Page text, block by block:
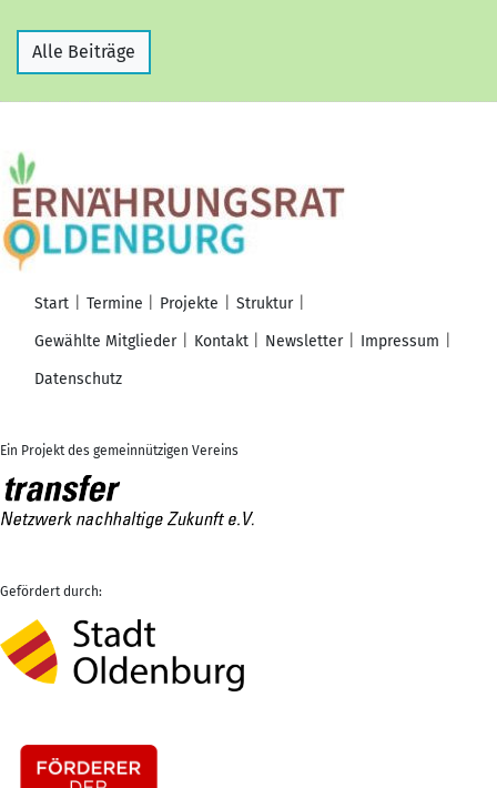
Alle Beiträge
Start Termine Projekte
Struktur
Gewählte Mitglieder
Kontakt Newsletter
Impressum
Datenschutz
Ein Projekt des gemeinnützigen Vereins
Gefördert durch: